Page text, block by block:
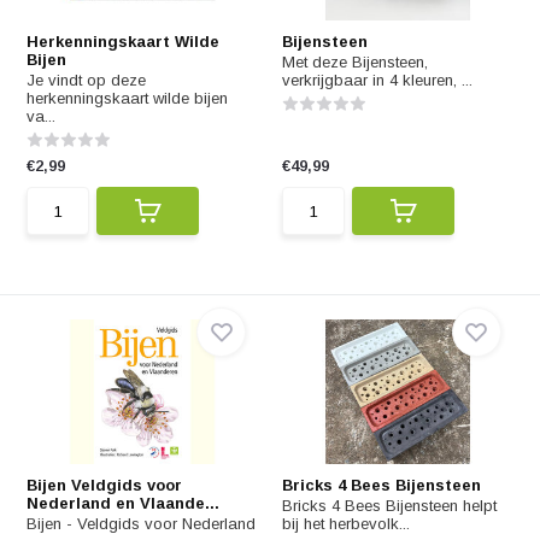
Herkenningskaart Wilde
Bijen
Je vindt op deze
herkenningskaart wilde bijen
va...
€2,99
Bijensteen
Met deze Bijensteen,
verkrijgbaar in 4 kleuren, ...
€49,99
Bijen Veldgids voor
Nederland en Vlaande...
Bijen - Veldgids voor Nederland
Bricks 4 Bees Bijensteen
Bricks 4 Bees Bijensteen helpt
bij het herbevolk...